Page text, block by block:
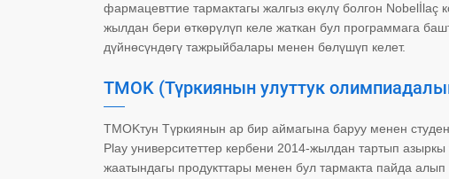
фармацевттие тармактагы жалгыз өкүлү болгон
жылдан бери өткөрүлүп келе жаткан бул программага
дүйнөсүндөгү тажрыйбалары менен бөлүшүп келет.
TMOK (Түркиянын улуттук
TMOKтун Түркиянын ар бир аймагына баруу менен
Play университеттер кербени 2014-жылдан тартып
жаатындагы продукттары менен бул тармакта пайда